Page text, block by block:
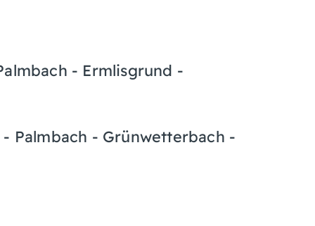
- Ermlisgrund -
Palmbach - Grünwetterbach -